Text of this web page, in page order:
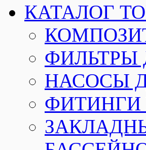
КАТАЛОГ
ФИЛЬТРЫ
НАСОСЫ
ФИТИНГИ